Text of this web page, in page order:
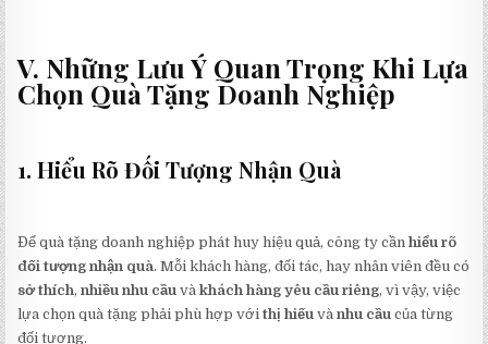
V. Những Lưu Ý Quan Trọng Khi Lựa
Chọn Quà Tặng Doanh Nghiệp
1. Hiểu Rõ Đối Tượng Nhận Quà
Để quà tặng doanh nghiệp phát huy hiệu quả, công ty cầnhiểu rõ
đối tượng nhận quà. Mỗi khách hàng, đối tác, hay nhân viên đều có
sở thích,nhiều nhu cầu vàkhách hàng yêu cầu riêng, vì vậy, việc
lựa chọn quà tặng phải phù hợp vớithị hiếu vànhu cầu của từng
đối tượng.